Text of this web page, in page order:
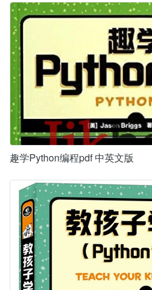
趣学Python编程pdf 中英文版